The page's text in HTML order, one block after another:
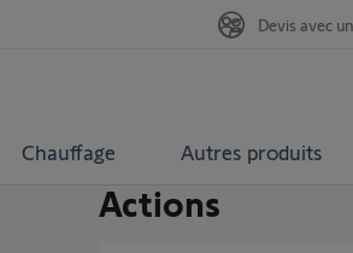
Chauffage Autres produits
Devis avec
Actions